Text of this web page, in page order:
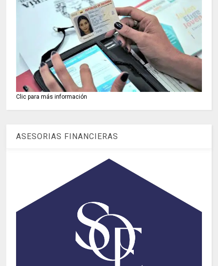
Clic para más información
ASESORIAS FINANCIERAS